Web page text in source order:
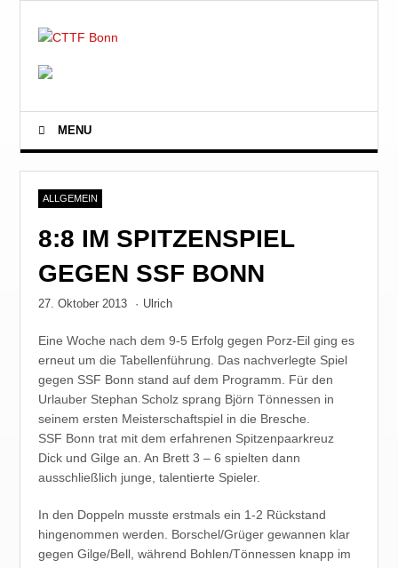
MENU
ALLGEMEIN
8:8 IM SPITZENSPIEL
GEGEN SSF BONN
27. Oktober 2013 · Ulrich
Eine Woche nach dem 9-5 Erfolg gegen Porz-Eil ging es
erneut um die Tabellenführung. Das nachverlegte Spiel
gegen SSF Bonn stand auf dem Programm. Für den
Urlauber Stephan Scholz sprang Björn Tönnessen in
seinem ersten Meisterschaftspiel in die Bresche.
SSF Bonn trat mit dem erfahrenen Spitzenpaarkreuz
Dick und Gilge an. An Brett 3 – 6 spielten dann
ausschließlich junge, talentierte Spieler.
In den Doppeln musste erstmals ein 1-2 Rückstand
hingenommen werden. Borschel/Grüger gewannen klar
gegen Gilge/Bell, während Bohlen/Tönnessen knapp im